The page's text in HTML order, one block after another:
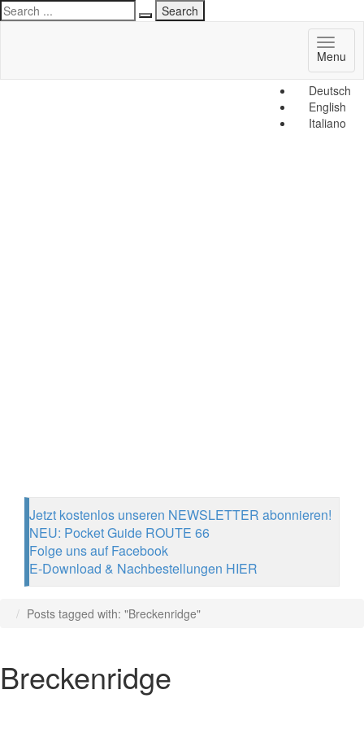
Deutsch
English
Italiano
Menu
Jetzt kostenlos unseren NEWSLETTER abonnieren!
NEU: Pocket Guide ROUTE 66
Folge uns auf Facebook
E-Download & Nachbestellungen HIER
Posts tagged with: "Breckenridge"
Breckenridge